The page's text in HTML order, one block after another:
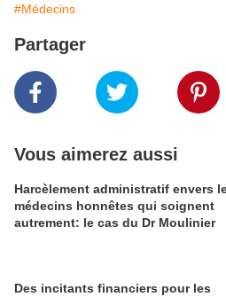
#Médecins
Partager
Vous aimerez aussi
Harcèlement administratif envers
médecins honnêtes qui soignent
autrement: le cas du Dr Moulinier
Des incitants financiers pour les